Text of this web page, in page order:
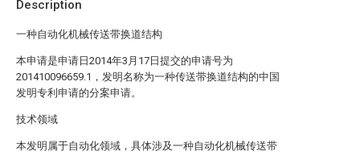
Description
一种自动化机械传送带换道结构
本申请是申请日2014年3月17日提交的申请号为
201410096659.1，发明名称为一种传送带换道结构的中国
发明专利申请的分案申请。
技术领域
本发明属于自动化领域，具体涉及一种自动化机械传送带